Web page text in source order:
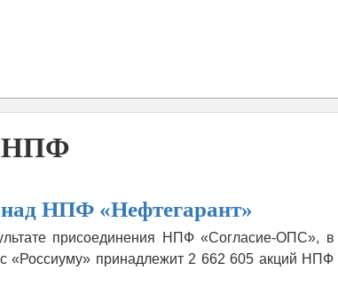
НПФ
НПФ «Нефтегарант»
присоединения НПФ «Согласие-ОПС», в
«Россиуму» принадлежит 2 662 605 акций НПФ